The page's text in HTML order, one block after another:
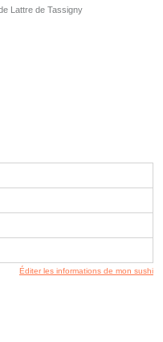
Lattre de Tassigny
Éditer les informations de mon sushi